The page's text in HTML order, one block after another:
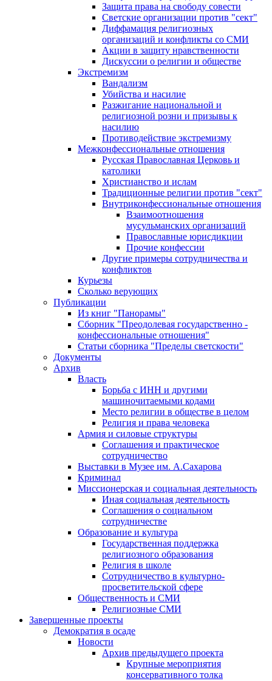
Защита права на свободу совести
Светские организации против "сект"
Диффамация религиозных
организаций и конфликты со СМИ
Акции в защиту нравственности
Дискуссии о религии и обществе
Экстремизм
Вандализм
Убийства и насилие
Разжигание национальной и
религиозной розни и призывы к
насилию
Противодействие экстремизму
Межконфессиональные отношения
Русская Православная Церковь и
католики
Христианство и ислам
Традиционные религии против "сект"
Внутриконфессиональные отношения
Взаимоотношения
мусульманских организаций
Православные юрисдикции
Прочие конфессии
Другие примеры сотрудничества и
конфликтов
Курьезы
Сколько верующих
Публикации
Из книг "Панорамы"
Сборник "Преодолевая государственно -
конфессиональные отношения"
Статьи сборника "Пределы светскости"
Документы
Архив
Власть
Борьба с ИНН и другими
машиночитаемыми кодами
Место религии в обществе в целом
Религия и права человека
Армия и силовые структуры
Соглашения и практическое
сотрудничество
Выставки в Музее им. А.Сахарова
Криминал
Миссионерская и социальная деятельность
Иная социальная деятельность
Соглашения о социальном
сотрудничестве
Образование и культура
Государственная поддержка
религиозного образования
Религия в школе
Сотрудничество в культурно-
просветительской сфере
Общественность и СМИ
Религиозные СМИ
Завершенные проекты
Демократия в осаде
Новости
Архив предыдущего проекта
Крупные мероприятия
консервативного толка